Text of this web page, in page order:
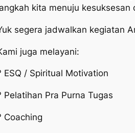
kita menuju kesuksesan
segera jadwalkan kegiatan
juga melayani:
ESQ / Spiritual Motivation
Pelatihan Pra Purna Tugas
Coaching